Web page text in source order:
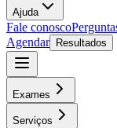
Ajuda
Fale conosco
Agendar
Resultados
Exames
Serviços